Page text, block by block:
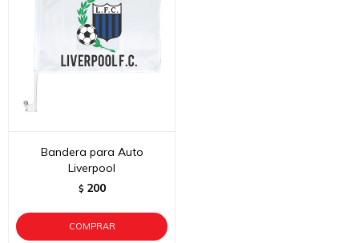
Bandera para Auto
Liverpool
$ 200